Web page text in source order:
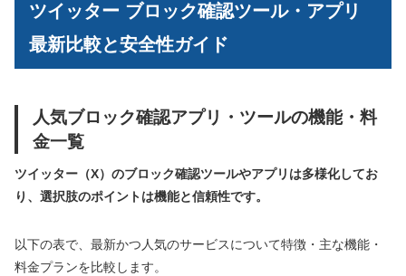
ツイッター ブロック確認ツール・アプリ
最新比較と安全性ガイド
人気ブロック確認アプリ・ツールの機能・料
金一覧
ツイッター（X）のブロック確認ツールやアプリは多様化してお
り、選択肢のポイントは機能と信頼性です。
以下の表で、最新かつ人気のサービスについて特徴・主な機能・
料金プランを比較します。